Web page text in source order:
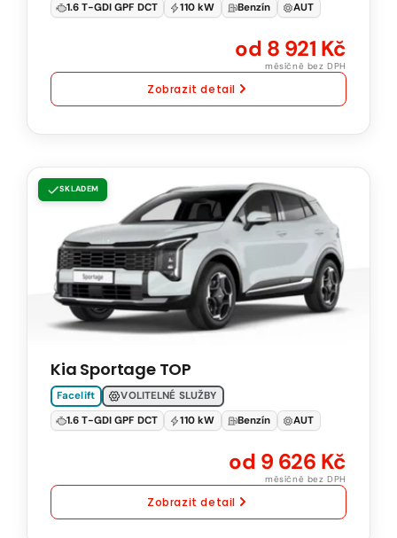
1.6 T-GDI GPF DCT
110 kW Benzín AUT
Zobrazit detail
od 8 921 Kč
měsíčně bez DPH
KIA
Sportage
DCT
Natural
SKLADEM
Kia Sportage TOP
Facelift
VOLITELNÉ SLUŽBY
1.6 T-GDI GPF DCT
110 kW Benzín AUT
Zobrazit detail
od 9 626 Kč
měsíčně bez DPH